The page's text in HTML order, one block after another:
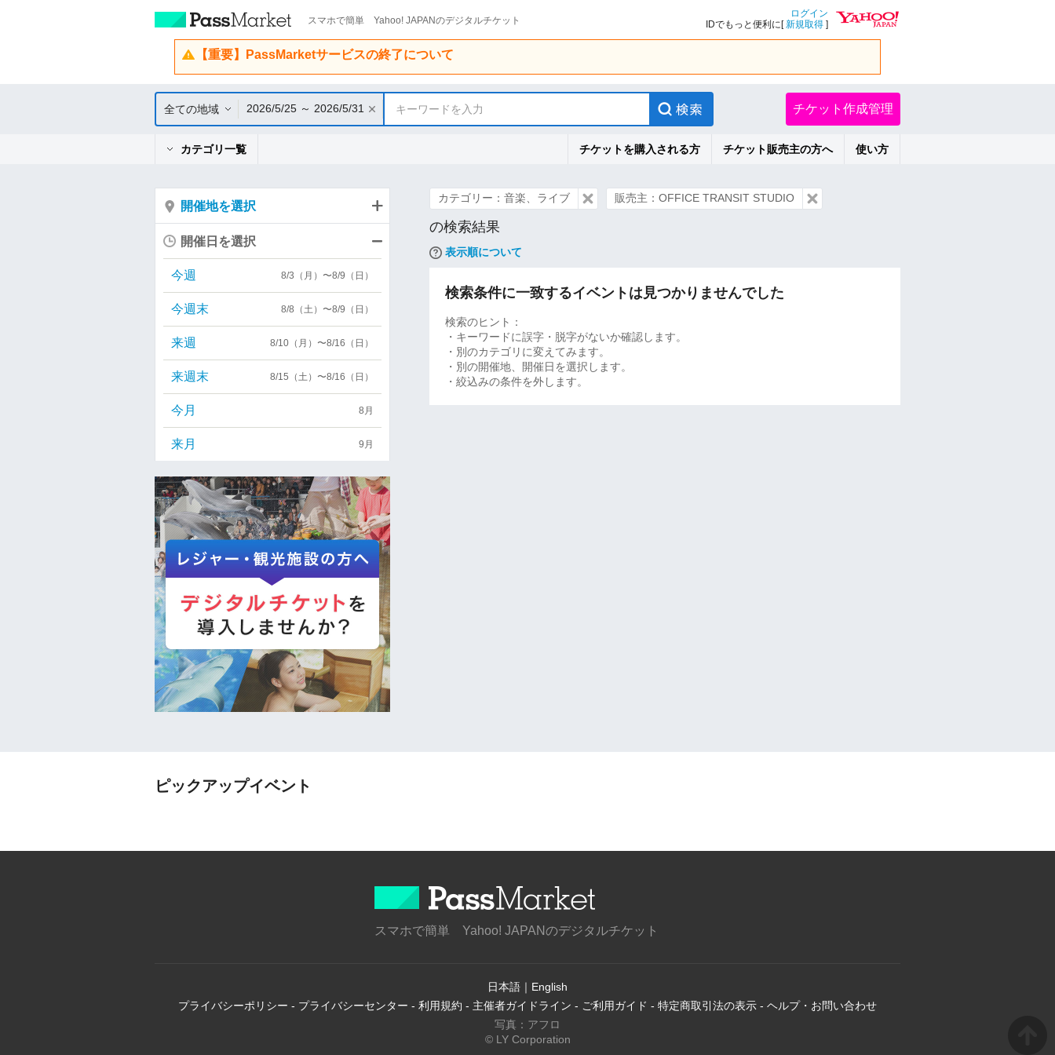
スマホで簡単 Yahoo! JAPANのデジタルチケット
ログイン
IDでもっと便利に[新規取得 ]
【重要】PassMarketサービスの終了について
全ての地域 2026/5/25 ～ 2026/5/31 キーワードを入力 チケット作成管理
カテゴリ一覧 チケットを購入される方 チケット販売主の方へ 使い方
カテゴリー：音楽、ライブ 販売主：OFFICE TRANSIT STUDIO
の検索結果
表示順について
検索条件に一致するイベントは見つかりませんでした
検索のヒント：
・キーワードに誤字・脱字がないか確認します。
・別のカテゴリに変えてみます。
・別の開催地、開催日を選択します。
・絞込みの条件を外します。
開催地を選択
開催日を選択
今週 8/3（月）〜8/9（日）
今週末 8/8（土）〜8/9（日）
来週 8/10（月）〜8/16（日）
来週末 8/15（土）〜8/16（日）
今月 8月
来月 9月
ピックアップイベント
スマホで簡単 Yahoo! JAPANのデジタルチケット
日本語 ｜ English
プライバシーポリシー - プライバシーセンター - 利用規約 - 主催者ガイドライン - ご利用ガイド - 特定商取引法の表示 - ヘルプ・お問い合わせ
写真：アフロ
© LY Corporation